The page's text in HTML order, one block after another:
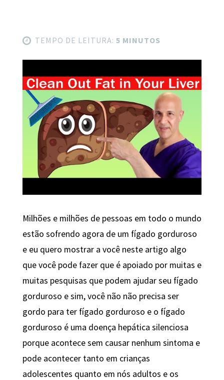
TEMPO DE LEITURA: 5 MINUTOS
Milhões e milhões de pessoas em todo o mundo
estão sofrendo agora de um fígado gorduroso
e eu quero mostrar a você neste artigo algo
que você pode fazer que é apoiado por muitas e
muitas pesquisas que podem ajudar seu fígado
gorduroso e sim, você não não precisa ser
gordo para ter fígado gorduroso e o fígado
gorduroso é uma doença hepática silenciosa
porque acontece sem causar nenhum sintoma e
pode acontecer tanto em crianças
adolescentes quanto em nós adultos e os